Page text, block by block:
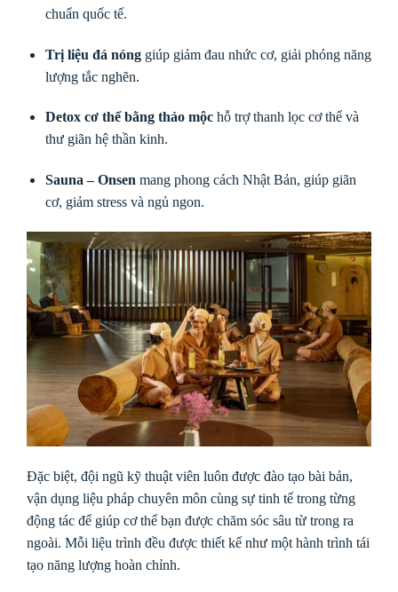
chuẩn quốc tế.
Trị liệu đá nónggiúp giảm đau nhức cơ, giải phóng năng
lượng tắc nghẽn.
Detox cơ thể bằng thảo mộchỗ trợ thanh lọc cơ thể và
thư giãn hệ thần kinh.
Sauna – Onsen mang phong cách Nhật Bản, giúp giãn
cơ, giảm stress và ngủ ngon.
Đặc biệt, đội ngũ kỹ thuật viên luôn được đào tạo bài bản,
vận dụng liệu pháp chuyên môn cùng sự tinh tế trong từng
động tác để giúp cơ thể bạn được chăm sóc sâu từ trong ra
ngoài. Mỗi liệu trình đều được thiết kế như một hành trình tái
tạo năng lượng hoàn chỉnh.